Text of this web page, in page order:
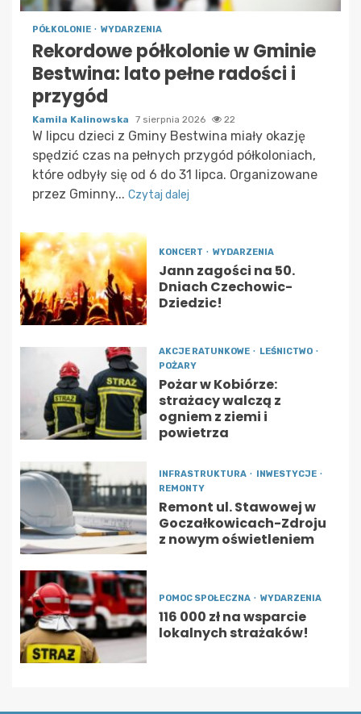
PÓŁKOLONIE WYDARZENIA
Rekordowe półkolonie w Gminie
Bestwina: lato pełne radości i
przygód
Kamila Kalinowska 7 sierpnia 2026 22
W lipcu dzieci z Gminy Bestwina miały okazję
spędzić czas na pełnych przygód półkoloniach,
które odbyły się od 6 do 31 lipca. Organizowane
przez Gminny... Czytaj dalej
KONCERT WYDARZENIA
Jann zagości na 50.
Dniach Czechowic-
Dziedzic!
AKCJE RATUNKOWE
LEŚNICTWO
POŻARY
Pożar w Kobiórze:
strażacy walczą z
ogniem z ziemi i
powietrza
INFRASTRUKTURA
INWESTYCJE
REMONTY
Remont ul. Stawowej w
Goczałkowicach-Zdroju
z nowym oświetleniem
POMOC SPOŁECZNA WYDARZENIA
116 000 zł na wsparcie
lokalnych strażaków!